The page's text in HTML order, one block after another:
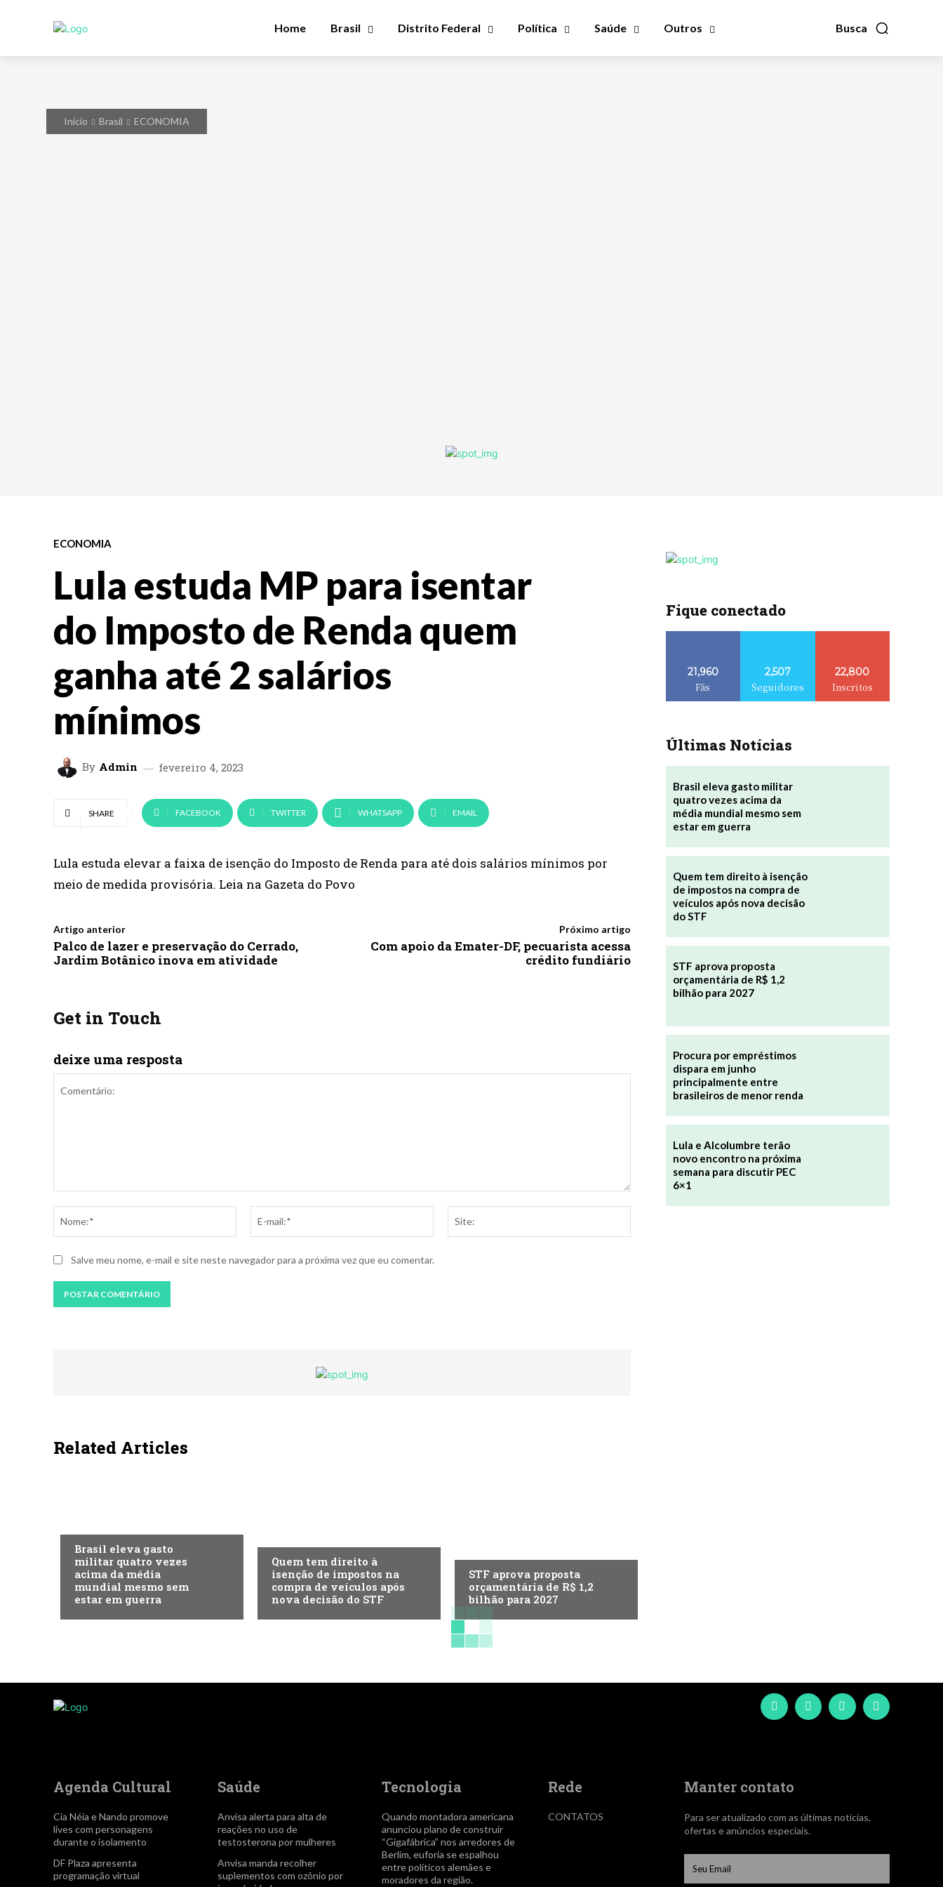
Busca
Home Brasil Distrito Federal Política Saúde Outros
Início Brasil ECONOMIA
ECONOMIA
Lula estuda MP para isentar
do Imposto de Renda quem
ganha até 2 salários
mínimos
By Admin fevereiro 4, 2023
SHARE FACEBOOK TWITTER WHATSAPP EMAIL
Lula estuda elevar a faixa de isenção do Imposto de Renda para até dois salários mínimos por
meio de medida provisória. Leia na Gazeta do Povo
Artigo anterior
Palco de lazer e preservação do Cerrado,
Jardim Botânico inova em atividade
Próximo artigo
Com apoio da Emater-DF, pecuarista acessa
crédito fundiário
Get in Touch
deixe uma resposta
mail:*
Salve meu nome, e-mail e site neste navegador para a próxima vez que eu comentar.
Related Articles
Brasil eleva gasto
militar quatro vezes
acima da média
mundial mesmo sem
estar em guerra
Quem tem direito à
isenção de impostos na
compra de veículos após
nova decisão do STF
STF aprova proposta
orçamentária de R$ 1,2
bilhão para 2027
Fique conectado
21,960
Fãs
2,507
Seguidores
22,800
Inscritos
Últimas Notícias
Brasil eleva gasto militar
quatro vezes acima da
média mundial mesmo sem
estar em guerra
Quem tem direito à isenção
de impostos na compra de
veículos após nova decisão
do STF
STF aprova proposta
orçamentária de R$ 1,2
bilhão para 2027
Procura por empréstimos
dispara em junho
principalmente entre
brasileiros de menor renda
Lula e Alcolumbre terão
novo encontro na próxima
semana para discutir PEC
6×1
Agenda Cultural
Cia Néia e Nando promove
lives com personagens
durante o isolamento
DF Plaza apresenta
programação virtual
Saúde
Anvisa alerta para alta de
reações no uso de
testosterona por mulheres
Anvisa manda recolher
suplementos com ozônio por
Tecnologia
Quando montadora americana
anunciou plano de construir
“Gigafábrica” nos arredores de
Berlim, euforia se espalhou
entre políticos alemães e
moradores da região.
Rede
CONTATOS
Manter contato
Para ser atualizado com as últimas notícias,
ofertas e anúncios especiais.